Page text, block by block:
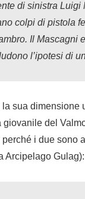
di sinistra
colpi di pistola
Il Mascagni
l’ipotesi di
la sua dimensione
giovanile del
i due sono
Arcipelago Gulag):